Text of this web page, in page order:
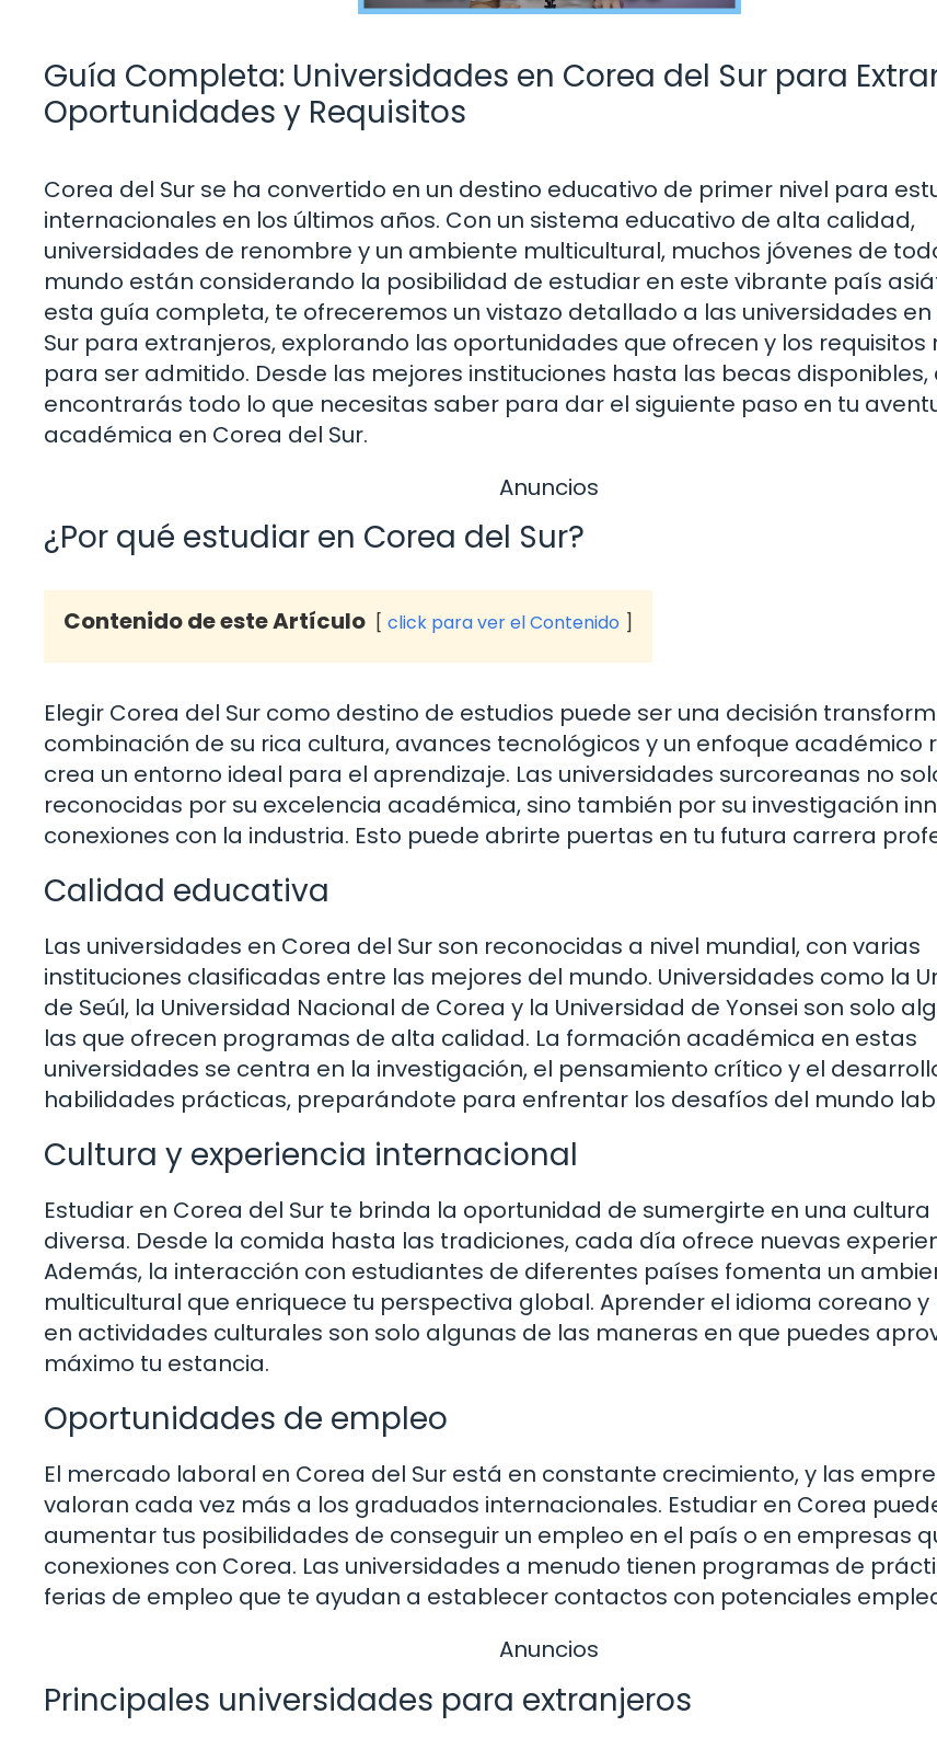
Guía Completa: Universidades en Corea del Sur para
Oportunidades y Requisitos
Corea del Sur se ha convertido en un destino educativo de primer nivel para
internacionales en los últimos años. Con un sistema educativo de alta calidad,
universidades de renombre y un ambiente multicultural, muchos jóvenes de
mundo están considerando la posibilidad de estudiar en este vibrante país
esta guía completa, te ofreceremos un vistazo detallado a las universidades
Sur para extranjeros, explorando las oportunidades que ofrecen y los requisitos
para ser admitido. Desde las mejores instituciones hasta las becas disponibles,
encontrarás todo lo que necesitas saber para dar el siguiente paso en tu
académica en Corea del Sur.
Anuncios
¿Por qué estudiar en Corea del Sur?
Contenido de este Artículo click para ver el Contenido
Elegir Corea del Sur como destino de estudios puede ser una decisión
combinación de su rica cultura, avances tecnológicos y un enfoque académico
crea un entorno ideal para el aprendizaje. Las universidades surcoreanas no
reconocidas por su excelencia académica, sino también por su investigación
conexiones con la industria. Esto puede abrirte puertas en tu futura carrera
Calidad educativa
Las universidades en Corea del Sur son reconocidas a nivel mundial, con varias
instituciones clasificadas entre las mejores del mundo. Universidades como la
de Seúl, la Universidad Nacional de Corea y la Universidad de Yonsei son solo
las que ofrecen programas de alta calidad. La formación académica en estas
universidades se centra en la investigación, el pensamiento crítico y el
habilidades prácticas, preparándote para enfrentar los desafíos del mundo
Cultura y experiencia internacional
Estudiar en Corea del Sur te brinda la oportunidad de sumergirte en una cultura
diversa. Desde la comida hasta las tradiciones, cada día ofrece nuevas
Además, la interacción con estudiantes de diferentes países fomenta un
multicultural que enriquece tu perspectiva global. Aprender el idioma coreano
en actividades culturales son solo algunas de las maneras en que puedes
máximo tu estancia.
Oportunidades de empleo
El mercado laboral en Corea del Sur está en constante crecimiento, y las
valoran cada vez más a los graduados internacionales. Estudiar en Corea
aumentar tus posibilidades de conseguir un empleo en el país o en empresas
conexiones con Corea. Las universidades a menudo tienen programas de
ferias de empleo que te ayudan a establecer contactos con potenciales
Anuncios
Principales universidades para extranjeros